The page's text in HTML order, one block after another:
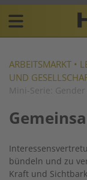
Skip
content
Plattform
für
Resources
navigation
DE
ARBEITSMARKT •
UND
Mini-Serie:
bündeln und zu
Kraft und